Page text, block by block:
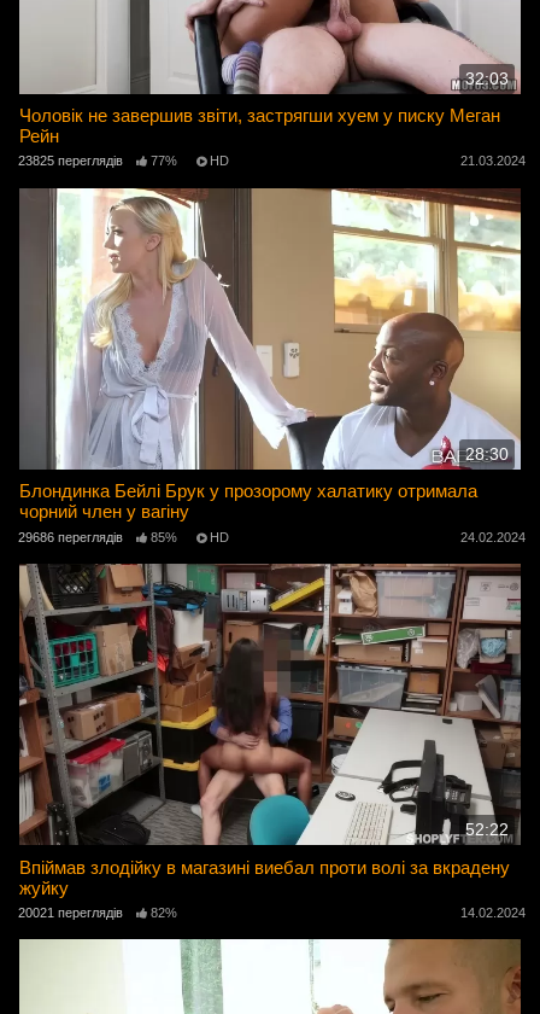
32:03
Чоловік не завершив звіти, застрягши хуем у писку Меган
Рейн
23825 переглядів 77% HD 21.03.2024
28:30
Блондинка Бейлі Брук у прозорому халатику отримала
чорний член у вагіну
29686 переглядів 85% HD 24.02.2024
52:22
Впіймав злодійку в магазині виебал проти волі за вкрадену
жуйку
20021 переглядів 82% 14.02.2024